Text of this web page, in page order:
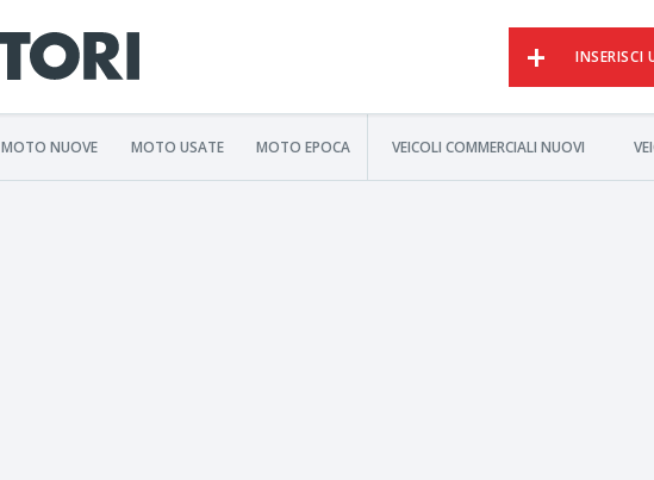
INSERISCI
MOTO NUOVE MOTO USATE MOTO EPOCA VEICOLI COMMERCIALI NUOVI